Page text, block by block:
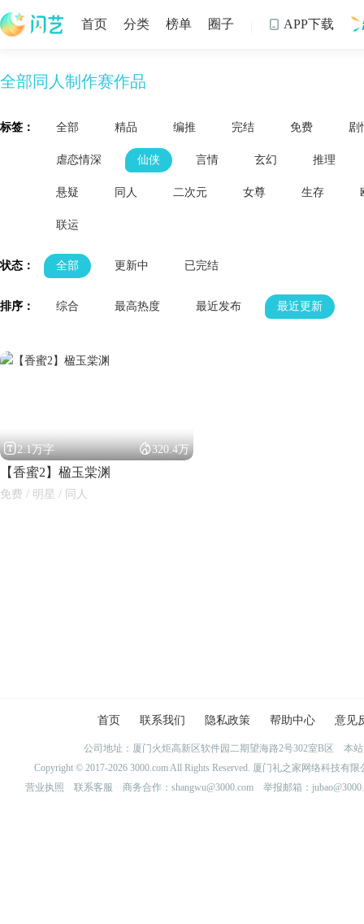
首页 分类 榜单 圈子  APP下载
全部同人制作赛作品
标签： 全部 精品 编推 完结 免费 剧
虐恋情深 仙侠 言情 玄幻 推理
悬疑 同人 二次元 女尊 生存
联运
状态： 全部 更新中 已完结
排序： 综合 最高热度 最近发布 最近更新
2.1万字 320.4万
【香蜜2】楹玉棠渊
免费 / 明星 / 同人
首页 联系我们 隐私政策 帮助中心 意见
公司地址：厦门火炬高新区软件园二期望海路2号302室B区 本
Copyright © 2017-2026 3000.com All Rights Reserved. 厦门礼之家网络科技
营业执照
联系客服 商务合作：shangwu@3000.com 举报邮箱：